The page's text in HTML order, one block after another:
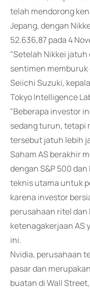
telah mendorong
Jepang, dengan
52.636,87 pada 4
"Setelah Nikkei
sentimen memburuk
Seiichi Suzuki,
Tokyo Intelligence
"Beberapa investor
sedang turun, tetapi
tersebut jatuh lebih
Saham AS berakhir
dengan S&P 500
teknis utama untuk
karena investor
perusahaan ritel
ketenagakerjaan AS
ini.
Nvidia, perusahaan
pasar dan
buatan di Wall